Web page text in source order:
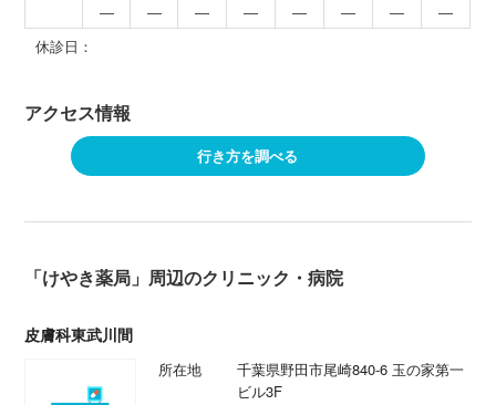
―
― ― ― ― ― ―
―
休診日：
アクセス情報
行き方を調べる
「けやき薬局」周辺のクリニック・病院
皮膚科東武川間
所在地
千葉県野田市尾崎840-6 玉の家第一
ビル3F